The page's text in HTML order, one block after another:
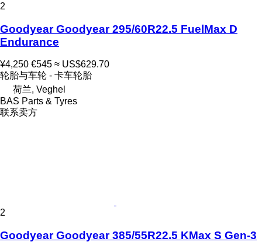
2
Goodyear Goodyear 295/60R22.5 FuelMax D
Endurance
¥4,250 €545 ≈ US$629.70
轮胎与车轮 - 卡车轮胎
荷兰, Veghel
BAS Parts & Tyres
联系卖方
2
Goodyear Goodyear 385/55R22.5 KMax S Gen-3